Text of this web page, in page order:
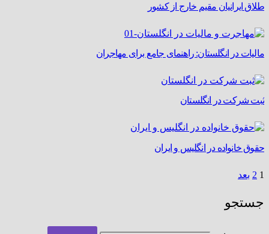
طلاق ایرانیان مقیم خارج از کشور
مالیات در انگلستان: راهنمای جامع برای مهاجران
ثبت شرکت در انگلستان
حقوق خانواده در انگلیس و ایران
1
2 بعد
جستجو